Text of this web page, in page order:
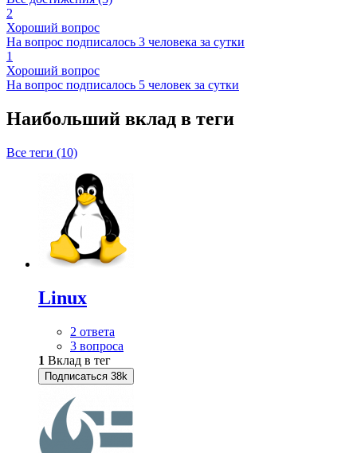
2
Хороший вопрос
На вопрос подписалось 3 человека за сутки
1
Хороший вопрос
На вопрос подписалось 5 человек за сутки
Наибольший вклад в теги
Все теги (10)
Linux
2 ответа
3 вопроса
1 Вклад в тег
Подписаться 38k